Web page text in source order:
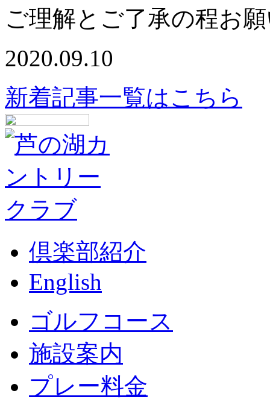
ご理解とご了承の程お
2020.09.10
新着記事一覧はこちら
倶楽部紹介
English
ゴルフコース
施設案内
プレー料金